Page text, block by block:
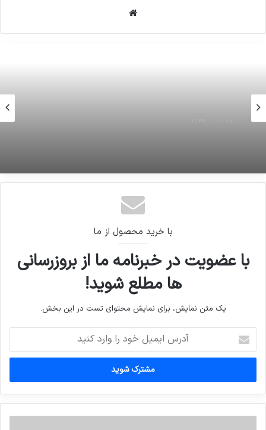
با خرید محصول از ما
با عضویت در خبرنامه ما از بروزرسانی
ها مطلع شوید!
یک متن نمایش، برای نمایش محتوای تست در این بخش.
ایمیل
خود
وارد
کنید